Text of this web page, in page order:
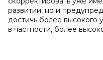
развитии, но и
достичь более высокого
в частности, более